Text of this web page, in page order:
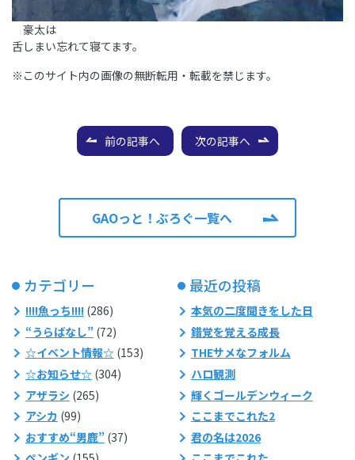
豪太は
舌しまい忘れて寝てます。
※このサイト内の画像の無断転用・転載を禁じます。
前の記事へ 次の記事へ
GAOっと！ぶろぐ一覧へ
カテゴリー
!!!!魚っち!!!!(286)
“うらばなし”(72)
☆イベント情報☆(153)
☆お知らせ☆(304)
アザラシ (265)
アシカ (99)
おすすめ“男鹿”(37)
最近の投稿
本気の二度聞きをした日
錯覚を覚える成長
THEサメなフォルム
ハロ観測
輝くゴールデンウィーク
ここまでこれた2
君の名は2026